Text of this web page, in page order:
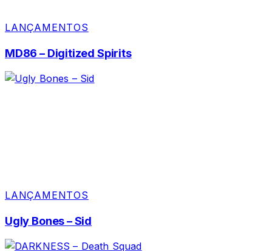
LANÇAMENTOS
MD86 – Digitized Spirits
LANÇAMENTOS
Ugly Bones – Sid